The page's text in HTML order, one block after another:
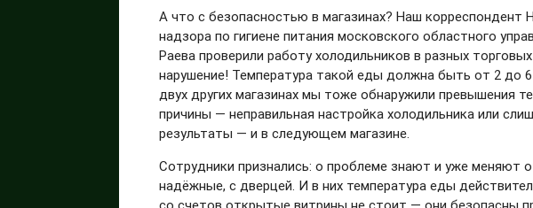
А что с безопасностью в магазинах? Наш корреспондент
надзора по гигиене питания московского областного
Раева проверили работу холодильников в разных
нарушение! Температура такой еды должна быть от 2 до
двух других магазинах мы тоже обнаружили превышения
причины — неправильная настройка холодильника или
результаты — и в следующем магазине.
Сотрудники признались: о проблеме знают и уже меняют
надёжные, с дверцей. И в них температура еды
со счетов открытые витрины не стоит — они безопасны